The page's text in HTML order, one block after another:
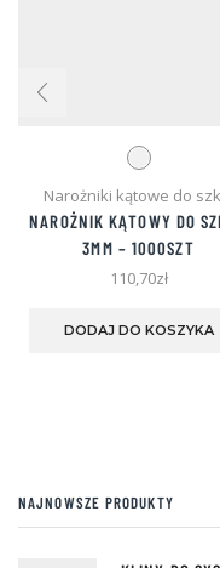
Narożniki kątowe do
NAROŻNIK KĄTOWY DO
3MM – 1000SZT
110,70zł
DODAJ DO KOSZYKA
NAJNOWSZE PRODUKTY